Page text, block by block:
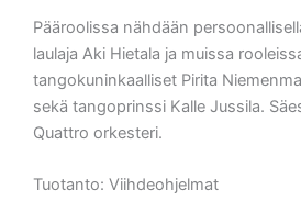
Pääroolissa nähdään
laulaja Aki Hietala ja muissa
tangokuninkaalliset Pirita
sekä tangoprinssi Kalle Jussila.
Quattro orkesteri.
Tuotanto: Viihdeohjelmat